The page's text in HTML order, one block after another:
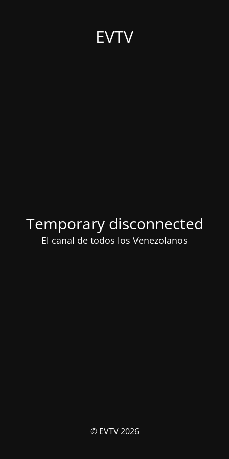
EVTV
Temporary disconnected
El canal de todos los Venezolanos
© EVTV 2026